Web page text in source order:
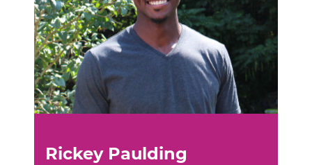
Rickey Paulding